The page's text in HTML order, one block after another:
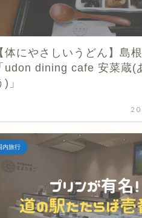
【体にやさしいうどん】島
「udon dining cafe 安菜蔵(
)」
内旅行